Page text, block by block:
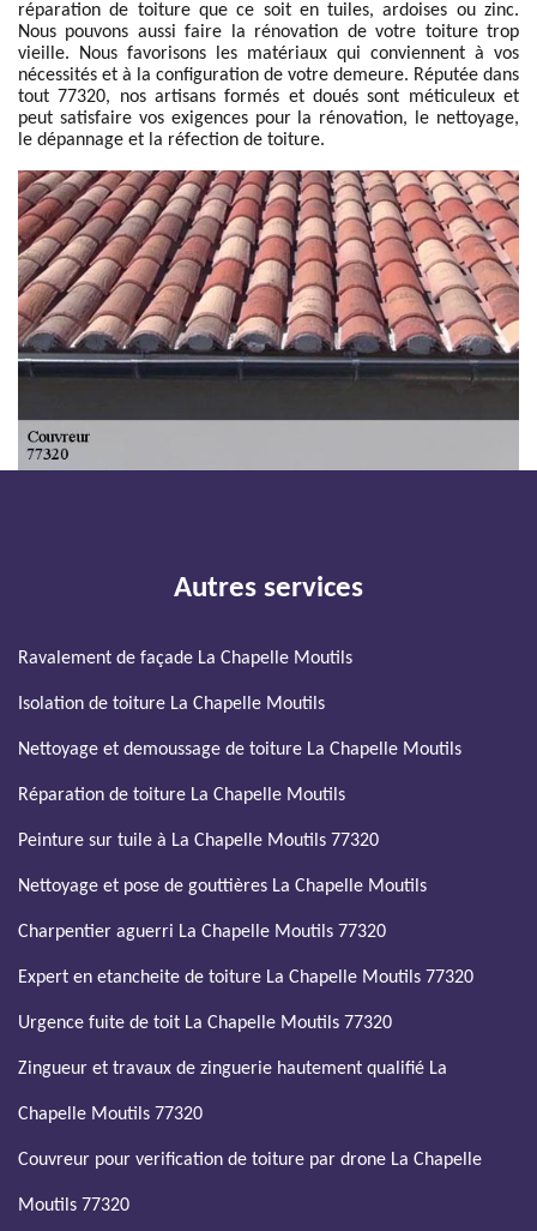
réparation de toiture que ce soit en tuiles, ardoises ou zinc.
Nous pouvons aussi faire la rénovation de votre toiture trop
vieille. Nous favorisons les matériaux qui conviennent à vos
nécessités et à la configuration de votre demeure. Réputée dans
tout 77320, nos artisans formés et doués sont méticuleux et
peut satisfaire vos exigences pour la rénovation, le nettoyage,
le dépannage et la réfection de toiture.
Autres services
Ravalement de façade La Chapelle Moutils
Isolation de toiture La Chapelle Moutils
Nettoyage et demoussage de toiture La Chapelle Moutils
Réparation de toiture La Chapelle Moutils
Peinture sur tuile à La Chapelle Moutils 77320
Nettoyage et pose de gouttières La Chapelle Moutils
Charpentier aguerri La Chapelle Moutils 77320
Expert en etancheite de toiture La Chapelle Moutils 77320
Urgence fuite de toit La Chapelle Moutils 77320
Zingueur et travaux de zinguerie hautement qualifié La
Chapelle Moutils 77320
Couvreur pour verification de toiture par drone La Chapelle
Moutils 77320